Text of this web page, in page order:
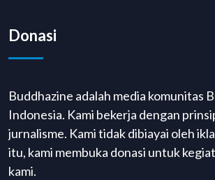
Donasi
Buddhazine adalah media komunitas
Indonesia. Kami bekerja dengan
jurnalisme. Kami tidak dibiayai oleh
itu, kami membuka donasi untuk
kami.